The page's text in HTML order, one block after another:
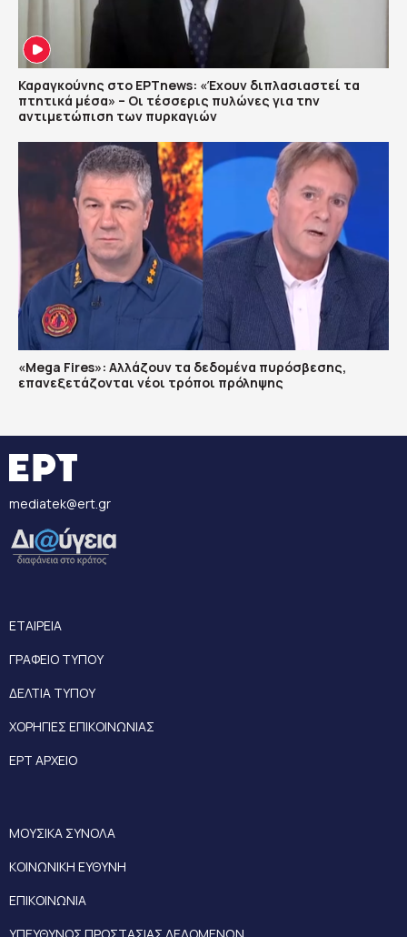
Καραγκούνης στο ΕΡΤnews: «Έχουν διπλασιαστεί τα
πτητικά μέσα» – Οι τέσσερις πυλώνες για την
αντιμετώπιση των πυρκαγιών
«Mega Fires»: Αλλάζουν τα δεδομένα πυρόσβεσης,
επανεξετάζονται νέοι τρόποι πρόληψης
mediatek@ert.gr
ΕΤΑΙΡΕΙΑ
ΓΡΑΦΕΙΟ ΤΥΠΟΥ
ΔΕΛΤΙΑ ΤΥΠΟΥ
ΧΟΡΗΓΙΕΣ ΕΠΙΚΟΙΝΩΝΙΑΣ
ΕΡΤ ΑΡΧΕΙΟ
ΜΟΥΣΙΚΑ ΣΥΝΟΛΑ
ΚΟΙΝΩΝΙΚΗ ΕΥΘΥΝΗ
ΕΠΙΚΟΙΝΩΝΙΑ